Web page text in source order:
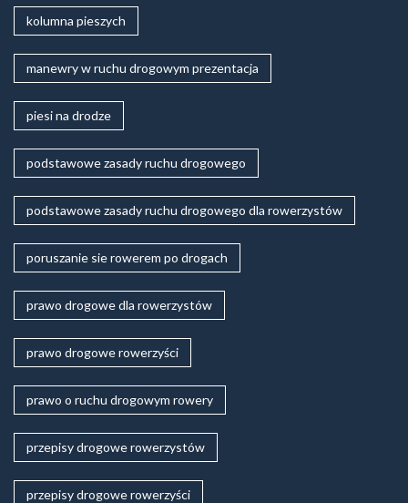
kolumna pieszych
manewry w ruchu drogowym prezentacja
piesi na drodze
podstawowe zasady ruchu drogowego
podstawowe zasady ruchu drogowego dla rowerzystów
poruszanie sie rowerem po drogach
prawo drogowe dla rowerzystów
prawo drogowe rowerzyści
prawo o ruchu drogowym rowery
przepisy drogowe rowerzystów
przepisy drogowe rowerzyści